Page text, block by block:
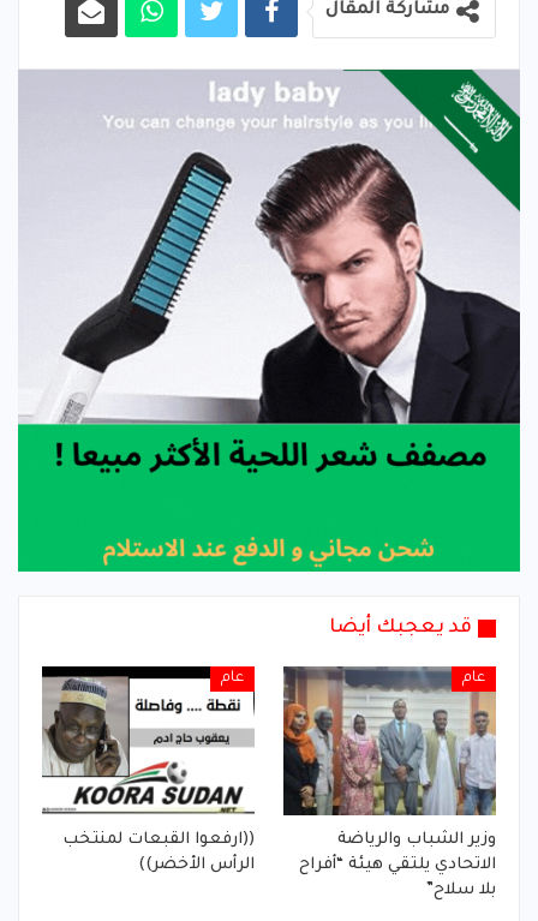
مشاركة المقال
قد يعجبك أيضا
عام
وزير الشباب والرياضة
الاتحادي يلتقي هيئة “أفراح
بلا سلاح”
عام
((ارفعوا القبعات لمنتخب
الرأس الأخضر))